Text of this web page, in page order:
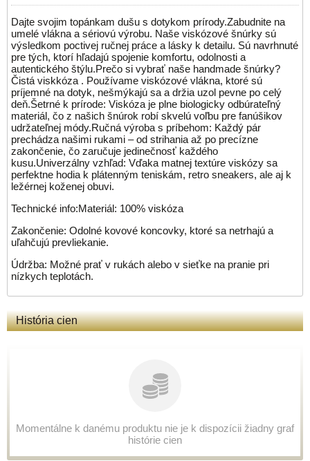
Dajte svojim topánkam dušu s dotykom prírody.Zabudnite na
umelé vlákna a sériovú výrobu. Naše viskózové šnúrky sú
výsledkom poctivej ručnej práce a lásky k detailu. Sú navrhnuté
pre tých, ktorí hľadajú spojenie komfortu, odolnosti a
autentického štýlu.Prečo si vybrať naše handmade šnúrky?
Čistá viskkóza . Používame viskózové vlákna, ktoré sú
príjemné na dotyk, nešmýkajú sa a držia uzol pevne po celý
deň.Šetrné k prírode: Viskóza je plne biologicky odbúrateľný
materiál, čo z našich šnúrok robí skvelú voľbu pre fanúšikov
udržateľnej módy.Ručná výroba s príbehom: Každý pár
prechádza našimi rukami – od strihania až po precízne
zakončenie, čo zaručuje jedinečnosť každého
kusu.Univerzálny vzhľad: Vďaka matnej textúre viskózy sa
perfektne hodia k plátenným teniskám, retro sneakers, ale aj k
ležérnej koženej obuvi.
Technické info:Materiál: 100% viskóza
Zakončenie: Odolné kovové koncovky, ktoré sa netrhajú a
uľahčujú prevliekanie.
Údržba: Možné prať v rukách alebo v sieťke na pranie pri
nízkych teplotách.
História cien
Momentálne k danému produktu nie je k dispozícii žiadny graf
histórie cien